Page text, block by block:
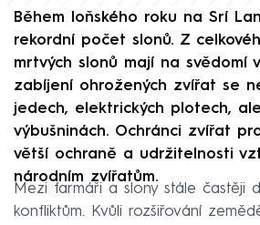
Během loňského roku na Srí
rekordní počet slonů. Z
mrtvých slonů mají na svědomí
zabíjení ohrožených zvířat se
jedech, elektrických plotech,
výbušninách. Ochránci zvířat
větší ochraně a udržitelnosti
národním zvířatům.
Mezi farmáři a slony stále častěji
konfliktům. Kvůli rozšiřování